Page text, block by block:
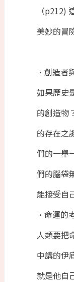
（p212)
美妙的冒
•創造者
如果歷史
的創造物
的存在之
們的一舉
們的腦袋
能接受自
•命運的
人類要把
中講的伊
就是他自